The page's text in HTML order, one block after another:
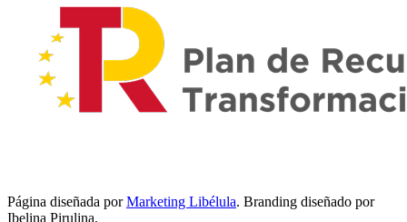
Página diseñada porMarketing Libélula. Branding diseñado por
Ibelina Pirulina.